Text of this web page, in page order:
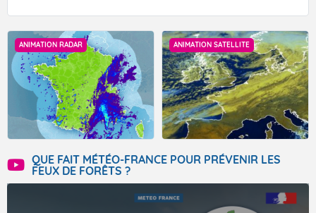
ANIMATION RADAR ANIMATION SATELLITE
QUE FAIT MÉTÉO-FRANCE POUR PRÉVENIR LES
FEUX DE FORÊTS ?